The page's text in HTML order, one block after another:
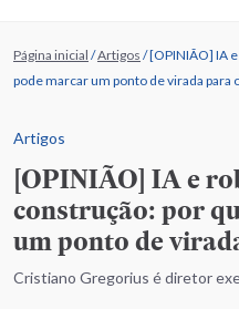
Página inicial /Artigos /[OPINIÃO] IA
pode marcar um ponto de virada para
Artigos
[OPINIÃO] IA e
construção: por
um ponto de
Cristiano Gregorius é diretor